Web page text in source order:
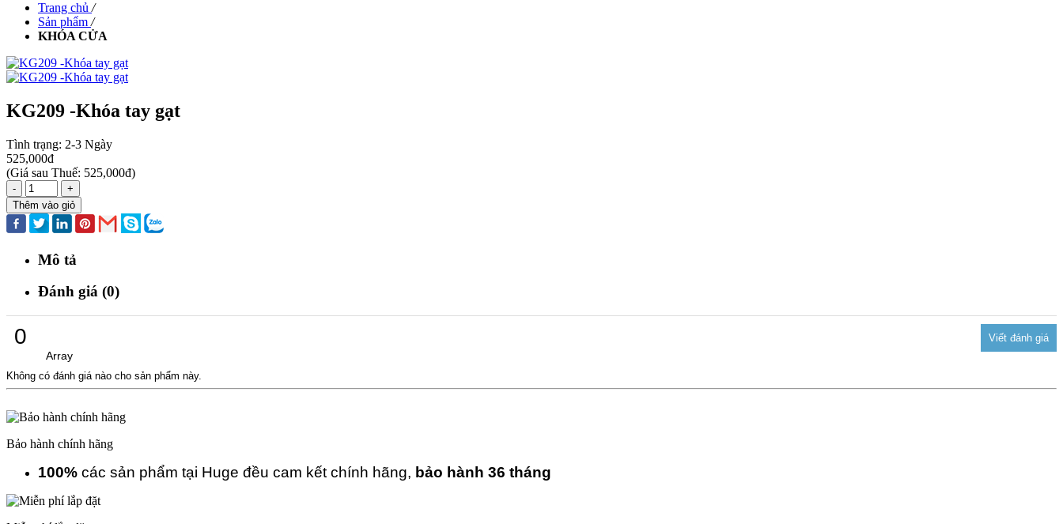
Trang chủ /
Sản phẩm /
KHÓA CỬA
KG209 -Khóa tay gạt
Tình trạng: 2-3 Ngày
525,000đ
(Giá sau Thuế: 525,000đ)
-
+
Thêm vào giỏ
Mô tả
Đánh giá (0)
0
Array
Không có đánh giá nào cho sản phẩm này.
Bảo hành chính hãng
100% các sản phẩm tại Huge đều cam kết chính hãng, bảo hành 36 tháng